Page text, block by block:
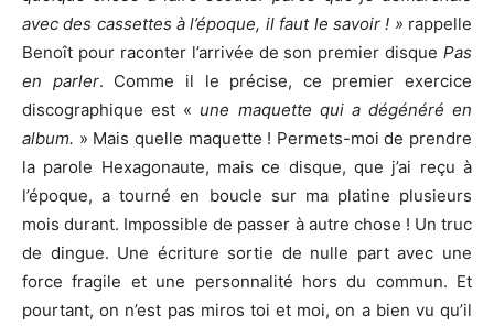
avec des cassettes à l’époque, il faut le savoir ! » rappelle
Benoît pour raconter l’arrivée de son premier disque Pas
en parler. Comme il le précise, ce premier exercice
discographique est « une maquette qui a dégénéré en
album. » Mais quelle maquette ! Permets-moi de prendre
la parole Hexagonaute, mais ce disque, que j’ai reçu à
l’époque, a tourné en boucle sur ma platine plusieurs
mois durant. Impossible de passer à autre chose ! Un truc
de dingue. Une écriture sortie de nulle part avec une
force fragile et une personnalité hors du commun. Et
pourtant, on n’est pas miros toi et moi, on a bien vu qu’il